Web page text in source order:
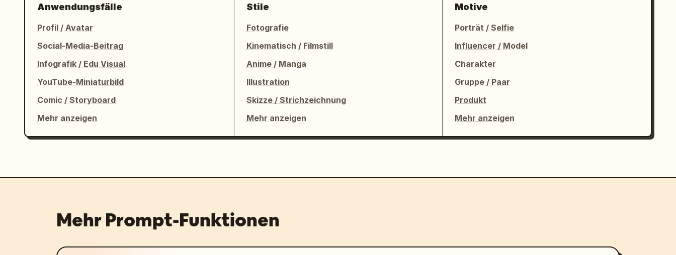
    "os": "
Windows 10
    "taskbar_position": "unten",
    "visible_icons": ["Start", "Suchleiste", "Taskansicht", "Datei-Explorer",
"Edge", "Spotify"],
    "system_tray": ["Netzwerk", "Lautstärke", "Akku", "Uhr zeigt 08:34
03.04.2024"]
  }
}
Anwendungsfälle
Profil / Avatar
Social-Media-Beitrag
Infografik / Edu Visual
YouTube-Miniaturbild
Comic / Storyboard
Mehr anzeigen
Stile
Fotografie
Kinematisch / Filmstill
Anime / Manga
Illustration
Skizze / Strichzeichnung
Mehr anzeigen
Motive
Porträt / Selfie
Influencer / Model
Charakter
Gruppe / Paar
Produkt
Mehr anzeigen
Mehr Prompt-Funktionen